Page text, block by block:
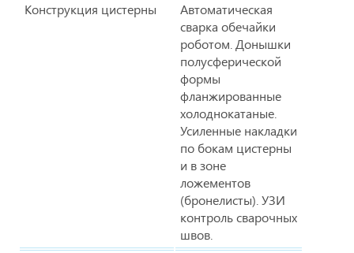
Конструкция цистерны
Автоматическая
сварка обечайки
роботом. Донышки
полусферической
формы
фланжированные
холоднокатаные.
Усиленные накладки
по бокам цистерны
и в зоне
ложементов
(бронелисты). УЗИ
контроль сварочных
швов.